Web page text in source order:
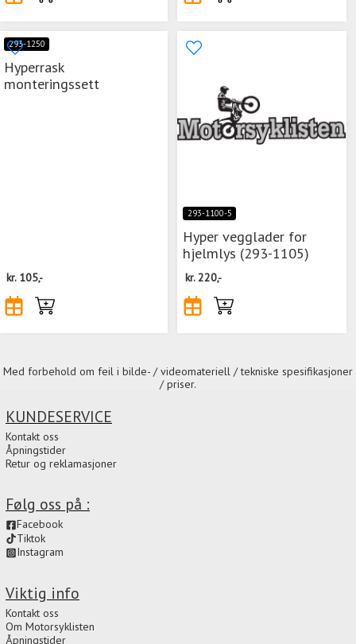
293-1250
Hyperrask
monteringssett
kr. 105,-
293-1100-5
Hyper vegglader for
hjelmlys (293-1105)
kr.220,-
Med forbehold om feil i bilde- / videomateriell / tekniske spesifikasjoner
/ priser.
Viktig info
Kontakt oss
Om Motorsyklisten
Åpningstider
Følg oss på :
Facebook
Tiktok
Instagram
KUNDESERVICE
Kontakt oss
Åpningstider
Retur og reklamasjoner